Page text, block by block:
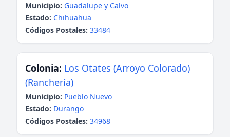
Municipio: Guadalupe y Calvo
Estado: Chihuahua
Códigos Postales: 33484
Colonia: Los Otates (Arroyo Colorado)
(Ranchería)
Municipio: Pueblo Nuevo
Estado: Durango
Códigos Postales: 34968